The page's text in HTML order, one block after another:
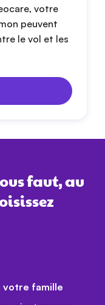
votre
peuvent
le vol et les
faut, au
votre famille